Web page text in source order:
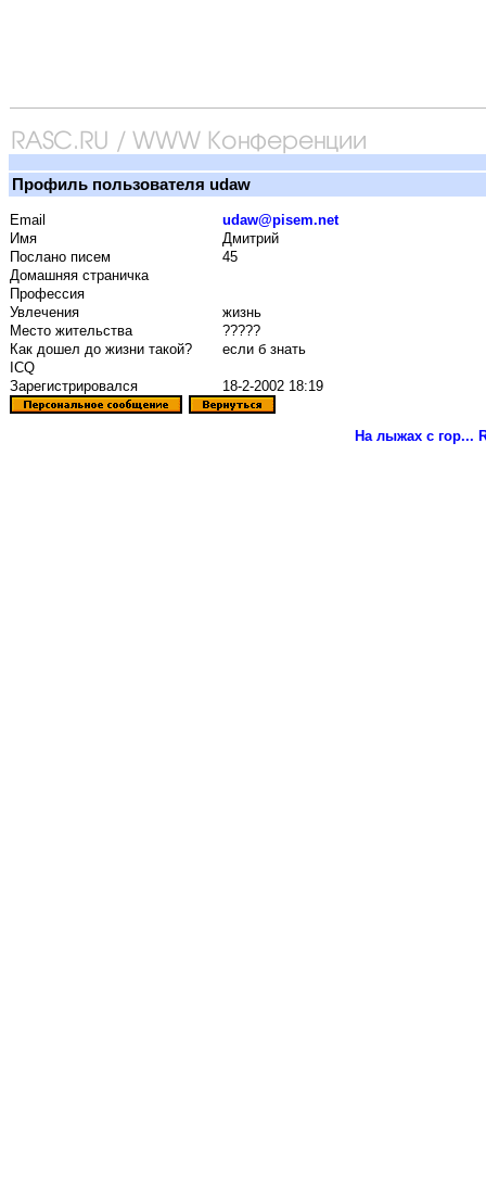
Профиль пользователя udaw
Email
udaw@pisem.net
Имя
Дмитрий
Послано писем
45
Домашняя страничка
Профессия
Увлечения
жизнь
Место жительства
?????
Как дошел до жизни такой?
если б знать
ICQ
Зарегистрировался
18-2-2002 18:19
На лыжах с гор...